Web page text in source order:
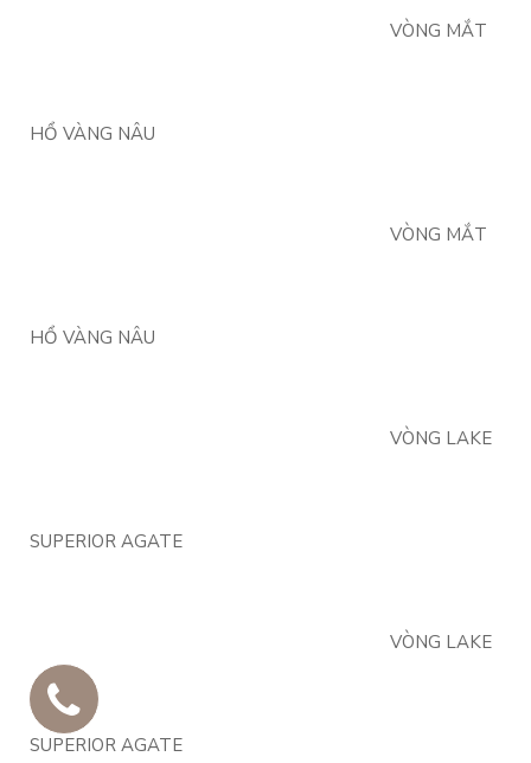
VÒNG MẮT
HỔ VÀNG NÂU
VÒNG MẮT
HỔ VÀNG NÂU
VÒNG LAKE
SUPERIOR AGATE
VÒNG LAKE
SUPERIOR AGATE